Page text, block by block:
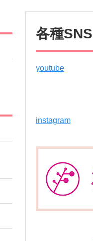
各種SNS
youtube
instagram